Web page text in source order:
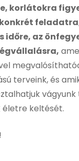
korlátokra
időre, az
terveink, és
keltését.